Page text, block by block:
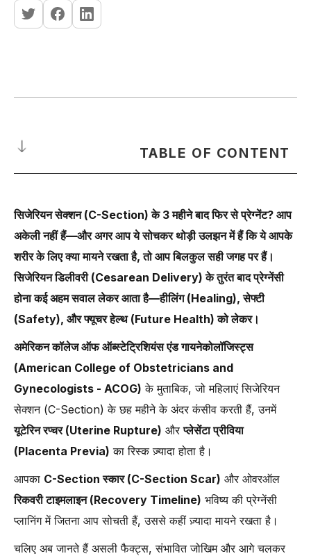
TABLE OF CONTENT
सकती हैं?
क्या C-Section इतनी जल्दी दोबारा प्रेग्नेंसी को प्रभावित करता है?
डॉ. अंशु अग्रवाल की सलाह: सिजेरियन डिलीवरी (Cesarean Delivery) के बाद
सिजेरियन सेक्शन (C-Section) के 3 महीने बाद दोबारा प्रेग्नेंट होने के क्या जोखिम
हो सकते हैं?
सिजेरियन सेक्शन (Cesarean Section) के बाद शरीर कैसे हील करता है?
C-Section के बाद दोबारा प्रेग्नेंसी से पहले रिकवरी टाइमलाइन क्या होनी चाहिए?
पिछले C-Section के बाद हेल्दी प्रेग्नेंसी के लिए टिप्स
C-Section से जुड़ी अक्सर पूछी जाने वाली बातें (FAQs on Caesarean
Section)
निष्कर्ष (Conclusion)
सिजेरियन सेक्शन (C-Section) के 3 महीने बाद फिर से प्रेग्नेंट? आप
अकेली नहीं हैं—और अगर आप ये सोचकर थोड़ी उलझन में हैं कि ये आपके
शरीर के लिए क्या मायने रखता है, तो आप बिलकुल सही जगह पर हैं।
सिजेरियन डिलीवरी (Cesarean Delivery) के तुरंत बाद प्रेग्नेंसी
होना कई अहम सवाल लेकर आता है—हीलिंग (Healing), सेफ्टी
(Safety), और फ्यूचर हेल्थ (Future Health) को लेकर।
अमेरिकन कॉलेज ऑफ ऑब्स्टेट्रिशियंस एंड गायनेकोलॉजिस्ट्स
(American College of Obstetricians and
Gynecologists - ACOG) के मुताबिक, जो महिलाएं सिजेरियन
सेक्शन (C-Section) के छह महीने के अंदर कंसीव करती हैं, उनमें
यूटेरिन रप्चर (Uterine Rupture) औरप्लेसेंटा प्रीविया
(Placenta Previa) का रिस्क ज़्यादा होता है।
आपका C-Section स्कार (C-Section Scar) और ओवरऑल
रिकवरी टाइमलाइन (Recovery Timeline) भविष्य की प्रेग्नेंसी
प्लानिंग में जितना आप सोचती हैं, उससे कहीं ज़्यादा मायने रखता है।
चलिए अब जानते हैं असली फैक्ट्स, संभावित जोखिम और आगे चलकर